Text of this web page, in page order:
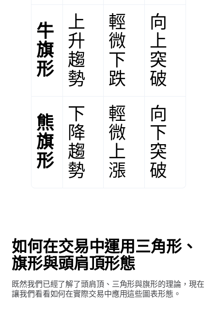
牛
旗
形
上
升
趨
勢
輕
微
下
跌
向
上
突
破
熊
旗
形
下
降
趨
勢
輕
微
上
漲
向
下
突
破
如何在交易中運用三角形、
旗形與頭肩頂形態
既然我們已經了解了頭肩頂、三角形與旗形的理論，現在
讓我們看看如何在實際交易中應用這些圖表形態。